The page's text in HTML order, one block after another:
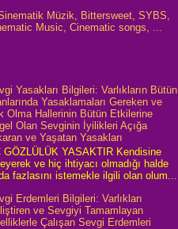
Müzik, Bittersweet, SYBS,
Music, Cinematic songs, ...
Yasakları Bilgileri: Varlıkların Bütün
Yasaklamaları Gereken ve
Olma Hallerinin Bütün Etkilerine
Olan Sevginin İyilikleri Açığa
ve Yaşatan Yasakları
GÖZLÜLÜK YASAKTIR Kendisine
ve hiç ihtiyacı olmadığı halde
fazlasını istemekle ilgili olan olum...
Erdemleri Bilgileri: Varlıkları
ve Sevgiyi Tamamlayan
Çalışan Sevgi Erdemleri